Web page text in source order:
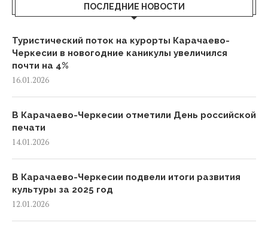
ПОСЛЕДНИЕ НОВОСТИ
Туристический поток на курорты Карачаево-
Черкесии в новогодние каникулы увеличился
почти на 4%
16.01.2026
В Карачаево-Черкесии отметили День российской
печати
14.01.2026
В Карачаево-Черкесии подвели итоги развития
культуры за 2025 год
12.01.2026